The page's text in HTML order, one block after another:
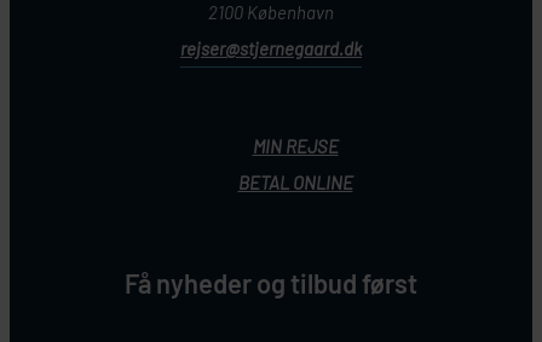
2100 København
rejser@stjernegaard.dk
MIN REJSE
BETAL ONLINE
Få nyheder og tilbud først